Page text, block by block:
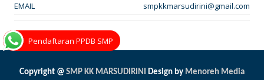
EMAIL
smpkkmarsudirini@gmail.com
Copyright @ SMP KK MARSUDIRINI Design by Menoreh Media
Pendaftaran PPDB SMP